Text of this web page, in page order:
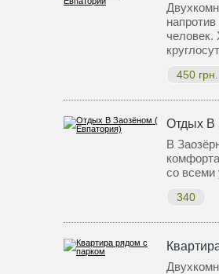
человек.
450 грн.
Отдых В
В
со
340